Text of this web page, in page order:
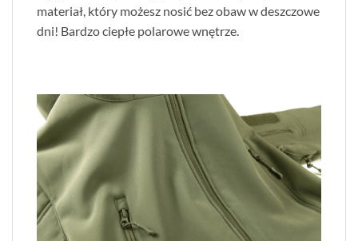
materiał, który możesz nosić bez obaw w deszczowe
dni! Bardzo ciepłe polarowe wnętrze.